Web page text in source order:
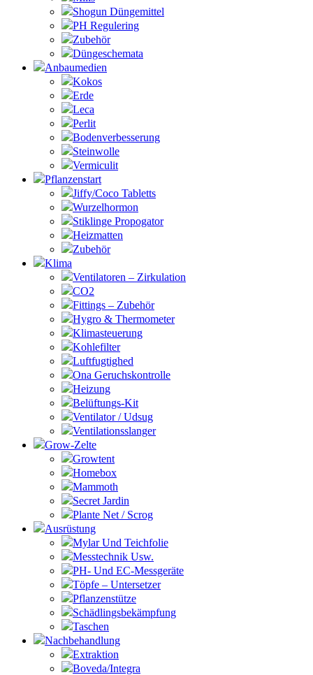
Shogun Düngemittel
PH Regulering
Zubehör
Düngeschemata
Anbaumedien
Kokos
Erde
Leca
Perlit
Bodenverbesserung
Steinwolle
Vermiculit
Pflanzenstart
Jiffy/Coco Tabletts
Wurzelhormon
Stiklinge Propogator
Heizmatten
Zubehör
Klima
Ventilatoren – Zirkulation
CO2
Fittings – Zubehör
Hygro & Thermometer
Klimasteuerung
Kohlefilter
Luftfugtighed
Ona Geruchskontrolle
Heizung
Belüftungs-Kit
Ventilator / Udsug
Ventilationsslanger
Grow-Zelte
Growtent
Homebox
Mammoth
Secret Jardin
Plante Net / Scrog
Ausrüstung
Mylar Und Teichfolie
Messtechnik Usw.
PH- Und EC-Messgeräte
Töpfe – Untersetzer
Pflanzenstütze
Schädlingsbekämpfung
Taschen
Nachbehandlung
Extraktion
Boveda/Integra